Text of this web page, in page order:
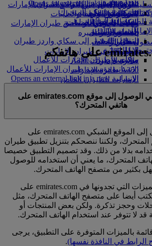
تناول الطعام في الدرجة السياحية
الممتازة
وجبات الدرجة السياحية
المشروبات
طائراتنا
بوينج 777
طائرة الإمارات A380
A350 طائرة الإمارات
الإمارات للطيران الخاص
السوق الحرة
متجرنا الرسمي
للأطفال
الترفيه عن الأطفال
ألعاب الأطفال
أنشطة للأطفال
in a new tab
الاستدامة في العمليات
السياسة البيئية
التقارير البيئية
المحلية
مؤسسة طيران الإمارات للأعمال
الإنسانيةمؤسسة طيران الإمارات للأعمال
الإنسانية Opens an external link in a new
الرعاية
Opens an external link in a new tab
شركاؤنا
سكاي واردز رايل
حاسبة الأميال
تسجيل الدخول إلى سكاي واردز طيران
الإمارات
سكاي واردز+
السفر لأصحاب الهمم مع طيران الإمارات
المساعدة الخاصة والطلبات
تجربتكم على متن الطائرة
الأدوات والموارد
الهاتف المتحرك وتطبيق طيران الإمارات
إلغاء حجز أو تغييره
تعطل الرحلات
معلومات عن طيران الإمارات
للصعود إلى الطائرة
استخدام emirates.com على هاتفكم
كيف يمكنني الوصول إلى موقع emirates.com على
هاتفي المتحرك؟
يمكنكم الدخول إلى الموقع الشبكي emirates.com على
ولكننا ننصحكم بتنزيل تطبيق طيران
بدلا من ذلك. وقد تصميم التطبيق خصيصا
المتحرك، ما يعني أن استخدامه للوصول
بكثير من متصفح الهاتف المتحرك.
تتوفر معظم الميزات التي تجدونها في emirates.com على
أيضا على متصفح الهاتف المتحرك، مثل
وحجز تذكرة. ولكن بعض المنتجات أو
قد لا تتوفر عند استخدام الهاتف المتحرك.
بالميزات المتوفرة على التطبيق، يرجى
الرابط في النافذة نفسها).